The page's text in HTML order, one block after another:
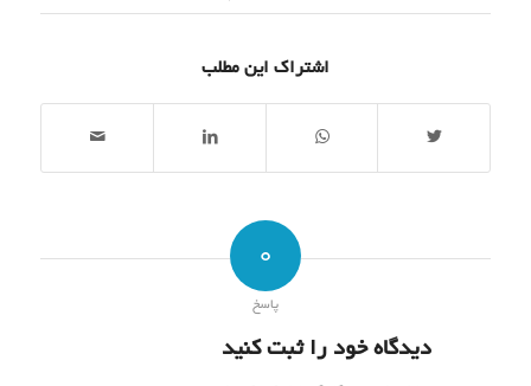
اشتراک این مطلب
0
پاسخ
دیدگاه خود را ثبت کنید